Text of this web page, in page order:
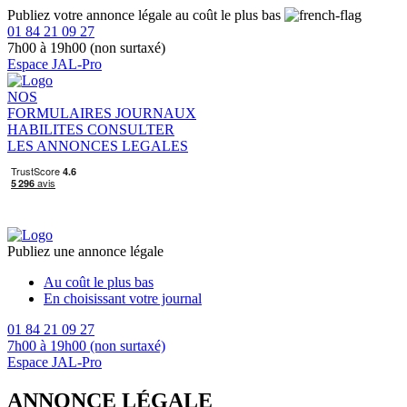
Publiez votre annonce légale au coût le plus bas
01 84 21 09 27
7h00 à 19h00 (non surtaxé)
Espace JAL-Pro
NOS
FORMULAIRES JOURNAUX
HABILITES CONSULTER
LES ANNONCES LEGALES
Publiez une annonce légale
Au coût le plus bas
En choisissant votre journal
01 84 21 09 27
7h00 à 19h00 (non surtaxé)
Espace JAL-Pro
ANNONCE LÉGALE